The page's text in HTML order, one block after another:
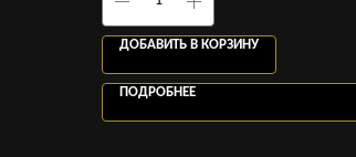
ДОБАВИТЬ В КОРЗИНУ
ПОДРОБНЕЕ